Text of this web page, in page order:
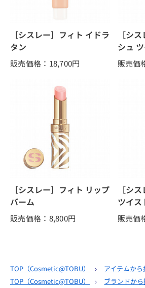
［シスレー］フィト イドラ
タン
販売価格：18,700円
［シ
シュ
販売価
［シスレー］フィト リップ
バーム
販売価格：8,800円
［シ
ツイス
販売価
TOP（Cosmetic@TOBU） アイテムから
TOP（Cosmetic@TOBU） ブランドから